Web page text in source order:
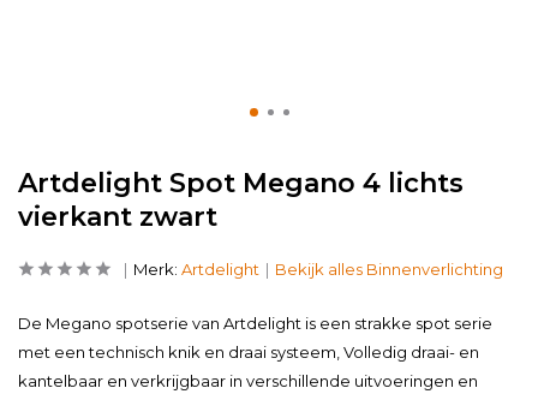
Artdelight Spot Megano 4 lichts
vierkant zwart
Merk: Artdelight Bekijk alles Binnenverlichting
De Megano spotserie van Artdelight is een strakke spot serie
met een technisch knik en draai systeem, Volledig draai- en
kantelbaar en verkrijgbaar in verschillende uitvoeringen en